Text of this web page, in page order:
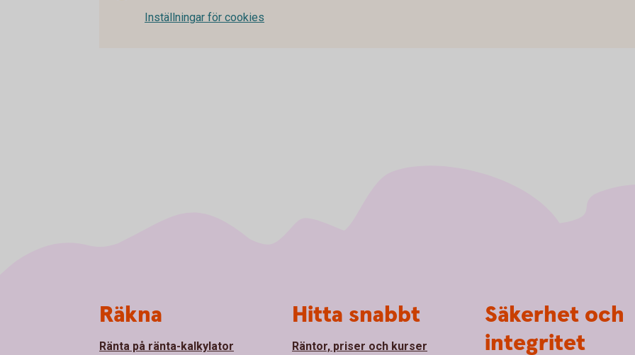
Inställningar för cookies
Räkna
Ränta på ränta-kalkylator
Hitta snabbt
Räntor, priser och kurser
Säkerhet och
integritet